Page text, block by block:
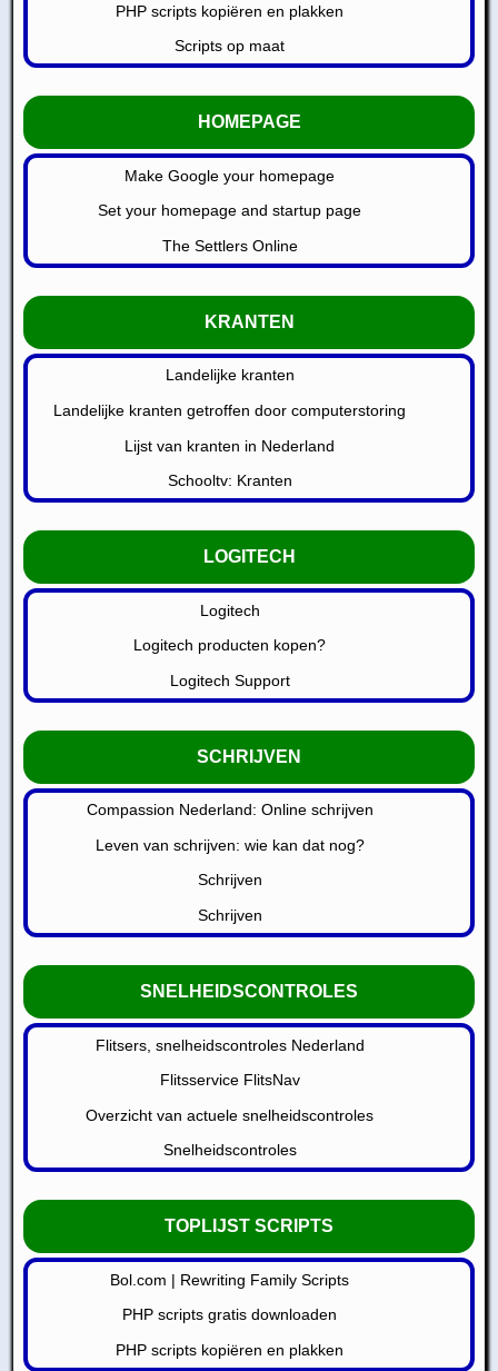
PHP scripts kopiëren en plakken
Scripts op maat
HOMEPAGE
Make Google your homepage
Set your homepage and startup page
The Settlers Online
KRANTEN
Landelijke kranten
Landelijke kranten getroffen door computerstoring
Lijst van kranten in Nederland
Schooltv: Kranten
LOGITECH
Logitech
Logitech producten kopen?
Logitech Support
SCHRIJVEN
Compassion Nederland: Online schrijven
Leven van schrijven: wie kan dat nog?
Schrijven
Schrijven
SNELHEIDSCONTROLES
Flitsers, snelheidscontroles Nederland
Flitsservice FlitsNav
Overzicht van actuele snelheidscontroles
Snelheidscontroles
TOPLIJST SCRIPTS
Bol.com | Rewriting Family Scripts
PHP scripts gratis downloaden
PHP scripts kopiëren en plakken